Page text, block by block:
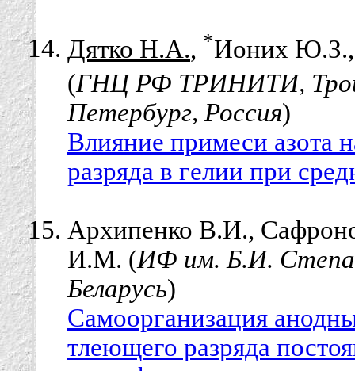
Дятко Н.А., *Ионих
(ГНЦ РФ ТРИНИТИ,
Петербург, Россия)
Влияние примеси азота
разряда в гелии при
Архипенко В.И.,
И.М. (ИФ им. Б.И.
Беларусь)
Самоорганизация
тлеющего разряда